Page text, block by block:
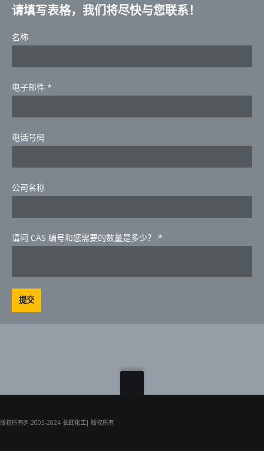
请填写表格，我们将尽快与您联系！
名称
May
the
电子邮件 *
电话号码
公司名称
请问 CAS 编号和您需要的数量是多少？ *
提交
版权所有@ 2003-2024 长虹化工| 版权所有